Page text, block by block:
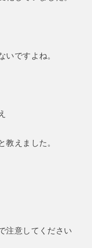
いですよね。
教えました。
注意してください